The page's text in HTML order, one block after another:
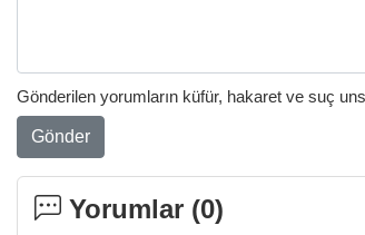
Gönderilen yorumların küfür, hakaret ve suç
Gönder
Yorumlar (0)